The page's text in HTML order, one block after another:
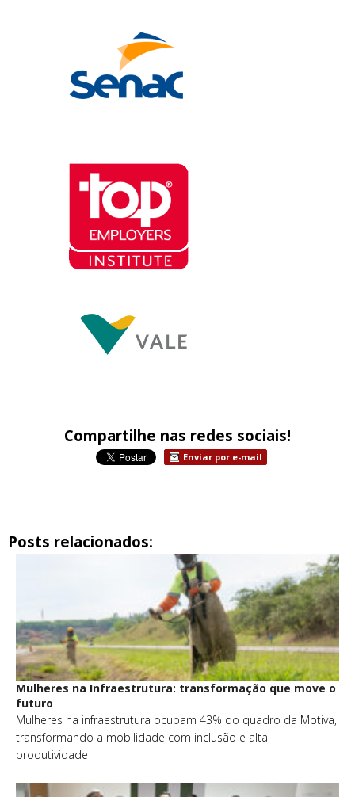
Compartilhe nas redes sociais!
Enviar por e-mail
Posts relacionados:
Mulheres na Infraestrutura: transformação que move o
futuro
Mulheres na infraestrutura ocupam 43% do quadro da Motiva,
transformando a mobilidade com inclusão e alta
produtividade